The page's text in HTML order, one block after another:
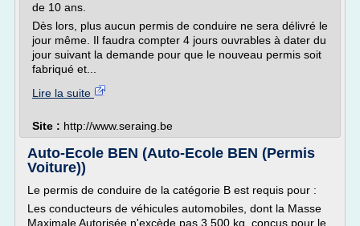
de 10 ans.
Dès lors, plus aucun permis de conduire ne sera délivré le
jour même. Il faudra compter 4 jours ouvrables à dater du
jour suivant la demande pour que le nouveau permis soit
fabriqué et...
Lire la suite
Site : http://www.seraing.be
Auto-Ecole BEN (Auto-Ecole BEN (Permis
Voiture))
Le permis de conduire de la catégorie B est requis pour :
Les conducteurs de véhicules automobiles, dont la Masse
Maximale Autorisée n'excède pas 3.500 kg, conçus pour le